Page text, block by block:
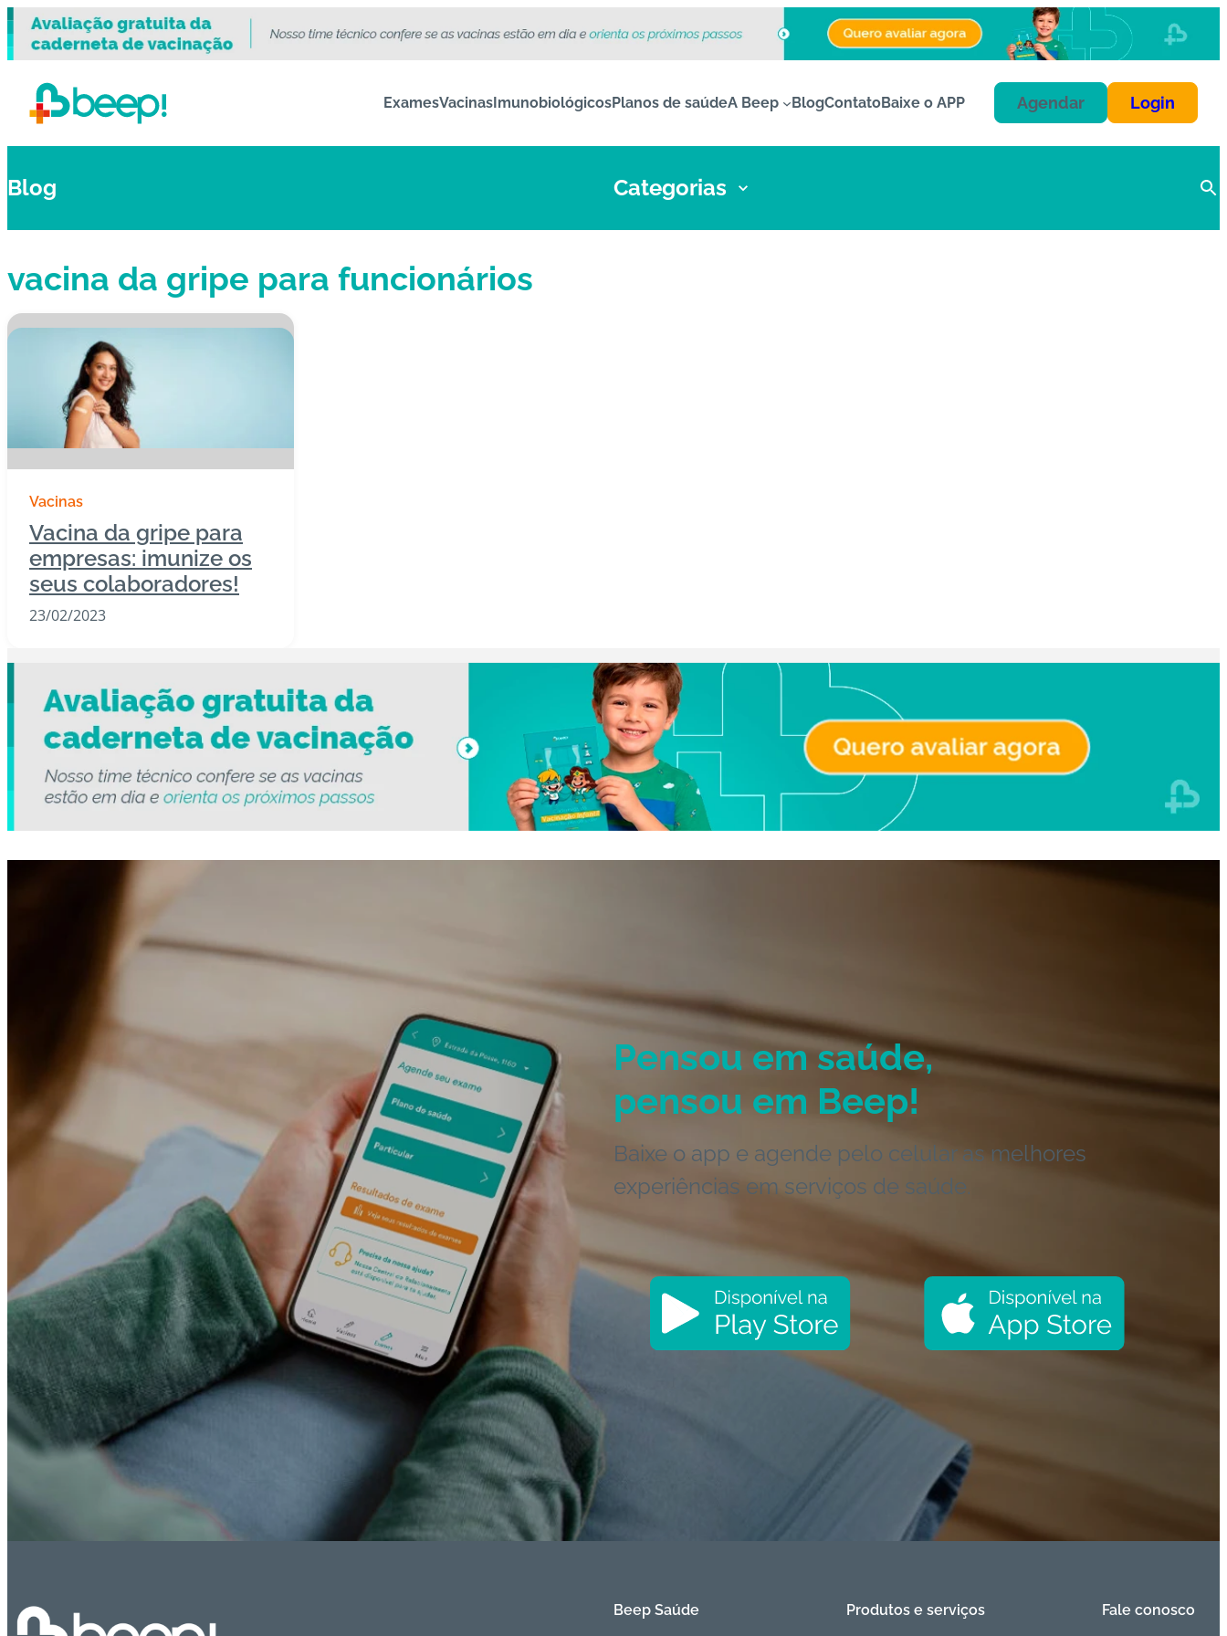
ExamesVacinasImunobiológicosPlanos de saúdeA Beep BlogContatoBaixe o APP Agendar Login
Blog Categorias
vacina da gripe para funcionários
Vacinas
Vacina da gripe para
empresas: imunize os
seus colaboradores!
23/02/2023
Pensou em saúde,
pensou em Beep!
Baixe o app e agende pelo celular as melhores
experiências em serviços de saúde.
Beep Saúde Produtos e serviços Fale conosco